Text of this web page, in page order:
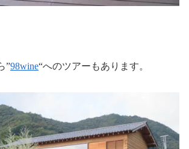
”98wine“へのツアーもあります。